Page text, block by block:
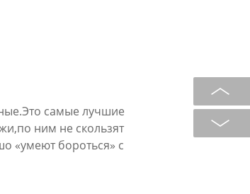
самые лучшие
ним не скользят
«умеют бороться» с